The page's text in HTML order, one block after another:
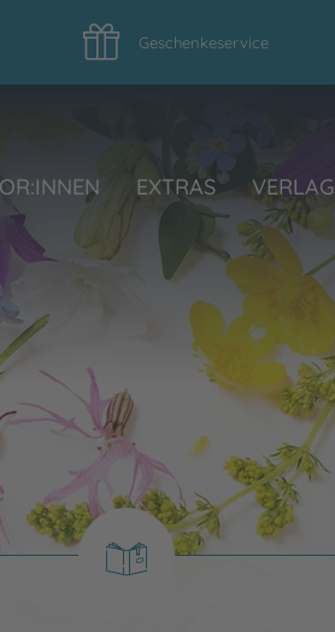
Geschenkeservice
EXTRAS VERLAG